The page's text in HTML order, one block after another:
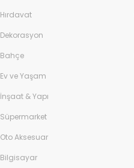
Hırdavat
Dekorasyon
Bahçe
Ev ve Yaşam
İnşaat & Yapı
Süpermarket
Oto Aksesuar
Bilgisayar